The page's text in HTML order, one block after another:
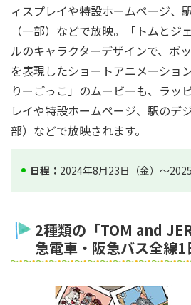
ィスプレイや特設ホームページ、
（一部）などで放映。「トムとジ
ルのキャラクターデザインで、ポ
を表現したショートアニメーショ
りーごっこ」のムービーも、ラッ
レイや特設ホームページ、駅のデ
部）などで放映されます。
日程： 2024年8月23日（金）～
2種類の「TOM and
急電車・阪急バス全線